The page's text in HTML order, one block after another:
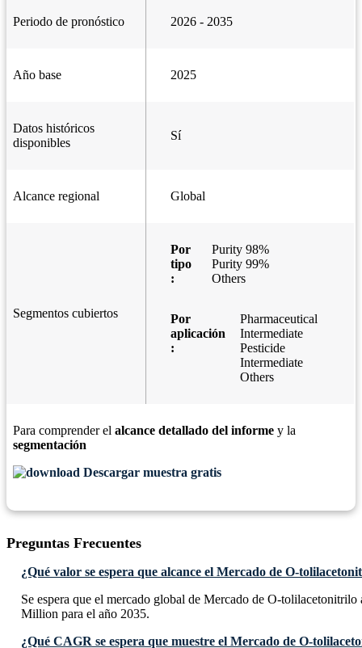
Periodo de pronóstico 2026 - 2035
Año base 2025
Datos históricos
disponibles
Sí
Alcance regional Global
Segmentos cubiertos
Por
tipo
:
Purity 98%
Purity 99%
Others
Por
aplicación
:
Pharmaceutical
Intermediate
Pesticide
Intermediate
Others
Para comprender el alcance detallado del informe y la
segmentación
Descargar muestra gratis
Preguntas Frecuentes
¿Qué valor se espera que alcance el Mercado de O-
Se espera que el mercado global de Mercado de O-
Million para el año 2035.
¿Qué CAGR se espera que muestre el Mercado de O-